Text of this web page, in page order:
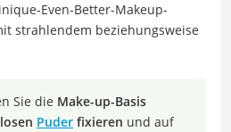
Even-Better-Makeup-
strahlendem beziehungsweise
Sie die Make-up-Basis
Puder fixieren und auf